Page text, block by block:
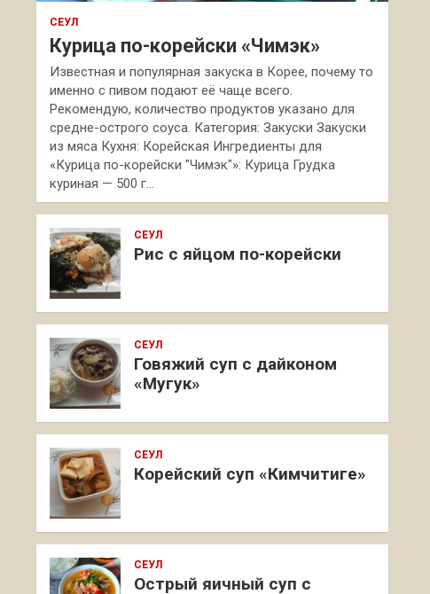
СЕУЛ
Курица по-корейски «Чимэк»
Известная и популярная закуска в Корее, почему то
именно с пивом подают её чаще всего.
Рекомендую, количество продуктов указано для
средне-острого соуса. Категория: Закуски Закуски
из мяса Кухня: Корейская Ингредиенты для
«Курица по-корейски "Чимэк"»: Курица Грудка
куриная — 500 г…
СЕУЛ
Рис с яйцом по-корейски
СЕУЛ
Говяжий суп с дайконом
«Мугук»
СЕУЛ
Корейский суп «Кимчитиге»
СЕУЛ
Острый яичный суп с